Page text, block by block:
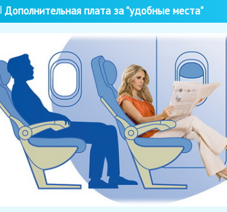
Дополнительная плата за "удобные места"